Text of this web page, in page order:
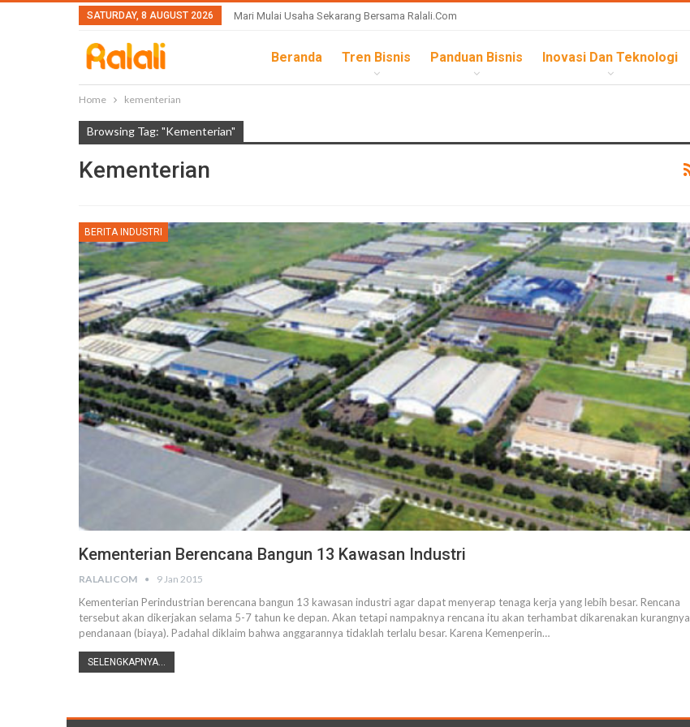
SATURDAY, 8 AUGUST 2026 Mari Mulai Usaha Sekarang Bersama Ralali.com
Beranda Tren Bisnis Panduan Bisnis Inovasi Dan Teknologi
Home kementerian
Browsing Tag: "kementerian"
Kementerian
BERITA INDUSTRI
Kementerian Berencana Bangun 13 Kawasan Industri
RALALICOM 9 Jan 2015
Kementerian Perindustrian berencana bangun 13 kawasan industri agar dapat menyerap tenaga kerja yang lebih besar. Rencana
tersebut akan dikerjakan selama 5-7 tahun ke depan. Akan tetapi nampaknya rencana itu akan terhambat dikarenakan kurangnya
pendanaan (biaya). Padahal diklaim bahwa anggarannya tidaklah terlalu besar. Karena Kemenperin…
SELENGKAPNYA...